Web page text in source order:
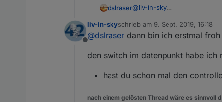
bitte auch vouchers
wenn du mal das
sonoffs ewig
kannst du dir dann
dslraser@liv-in-sky
das Script wartet. Wenn die
Voucher habe ich mal einen
Das einzige was ich ändern
name:
      read: true,
      type: "boolean",
Offline
liv-in-skyschrieb am 9. Sept. 2019, 16:18
zuletzt editiert von
@dslraser dann bin ich erstmal froh
den switch im datenpunkt habe ich
hast du schon mal den
nach einem gelösten Thread wäre es